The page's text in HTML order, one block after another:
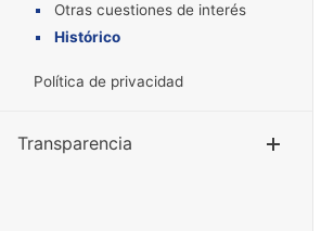
Otras cuestiones de interés
Histórico
Política de privacidad
Transparencia